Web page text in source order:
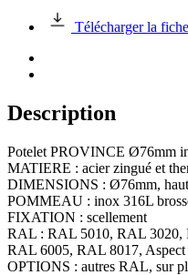
Ø76mm
brossé
Télécharger la
Description
Potelet PROVINCE Ø76mm
MATIERE : acier zingué et
DIMENSIONS : Ø76mm,
POMMEAU : inox 316L
FIXATION : scellement
RAL : RAL 5010, RAL 3020,
RAL 6005, RAL 8017, Aspect
OPTIONS : autres RAL, sur